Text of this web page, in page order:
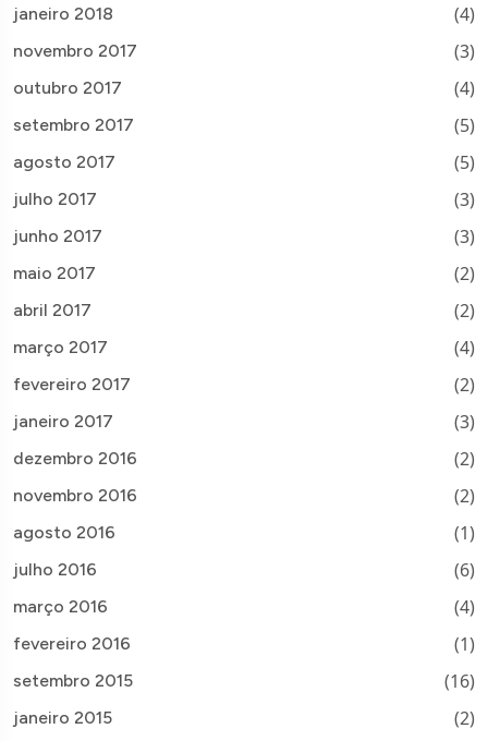
janeiro 2018 (4)
novembro 2017 (3)
outubro 2017 (4)
setembro 2017 (5)
agosto 2017 (5)
julho 2017 (3)
junho 2017 (3)
maio 2017 (2)
abril 2017 (2)
março 2017 (4)
fevereiro 2017 (2)
janeiro 2017 (3)
dezembro 2016 (2)
novembro 2016 (2)
agosto 2016 (1)
julho 2016 (6)
março 2016 (4)
fevereiro 2016 (1)
setembro 2015 (16)
janeiro 2015 (2)